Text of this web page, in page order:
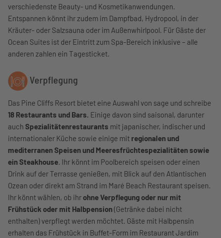
verschiedenste Beauty- und Kosmetikanwendungen.
Entspannen könnt ihr zudem im Dampfbad, Hydropool, in der
Kräuter- oder Salzsauna oder im Außenwhirlpool. Für Gäste der
Ocean Suites ist der Eintritt zum Spa-Bereich inklusive – alle
anderen zahlen ein Tagesticket.
Verpflegung
Das Pine Cliffs Resort bietet eine Auswahl von sage und schreibe
18 Restaurants und Bars. Einige davon sind saisonal, darunter
auch Spezialitätenrestaurants mit japanischer, indischer und
internationaler Küche sowie einige mit regionalen und
mediterranen Speisen und Meeresfrüchtespezialitäten sowie
ein Steakhouse. Ihr könnt im Poolbereich speisen oder einen
Drink auf der Terrasse genießen, mit Blick auf den Atlantischen
Ozean oder direkt am Strand im Maré Beach Restaurant speisen.
Ihr könnt wählen, ob ihrohne Verpflegung oder nur mit
Frühstück oder mit Halbpension(Getränke dabei nicht
enthalten) verpflegt werden möchtet. Gäste mit Halbpensin
erhalten das Frühstück in Buffet-Form im Restaurant Jardim